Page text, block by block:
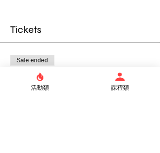
Tickets
Sale ended
Ticket type
活動類 課程類